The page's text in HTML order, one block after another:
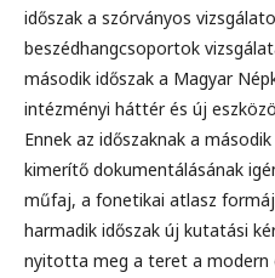
időszak a szórványos
beszédhangcsoportok
második időszak a Magyar
intézményi háttér és új
Ennek az időszaknak a
kimerítő dokumentálásának
műfaj, a fonetikai atlasz
harmadik időszak új kutatási
nyitotta meg a teret a modern